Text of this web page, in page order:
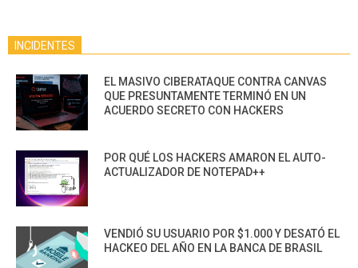
INCIDENTES
EL MASIVO CIBERATAQUE CONTRA CANVAS
QUE PRESUNTAMENTE TERMINÓ EN UN
ACUERDO SECRETO CON HACKERS
POR QUÉ LOS HACKERS AMARON EL AUTO-
ACTUALIZADOR DE NOTEPAD++
VENDIÓ SU USUARIO POR $1.000 Y DESATÓ EL
HACKEO DEL AÑO EN LA BANCA DE BRASIL